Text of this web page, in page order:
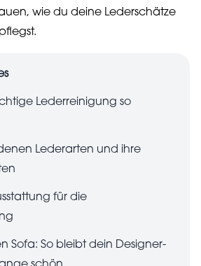
wie du deine Lederschätze
Lederreinigung so
Lederarten und ihre
für die
Sofa: So bleibt dein Designer-